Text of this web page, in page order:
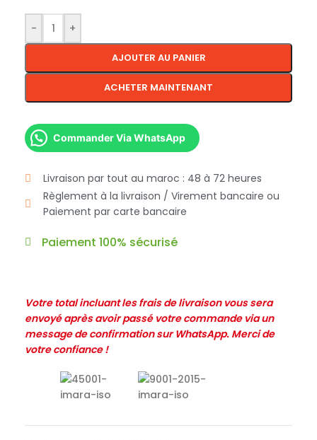
- +
AJOUTER AU PANIER
ACHETER MAINTENANT
Commander Via WhatsApp
Livraison par tout au maroc : 48 à 72 heures
Règlement à la livraison / Virement bancaire ou
Paiement par carte bancaire
Paiement 100% sécurisé
Votre total incluant les frais de livraison vous sera
envoyé après avoir passé votre commande via un
message de confirmation sur WhatsApp. Merci de
votre confiance !